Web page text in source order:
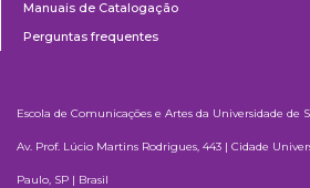
Manuais de Catalogação
Perguntas frequentes
Escola de Comunicações e Artes da Universidade de
Av. Prof. Lúcio Martins Rodrigues, 443 | Cidade
Paulo, SP | Brasil